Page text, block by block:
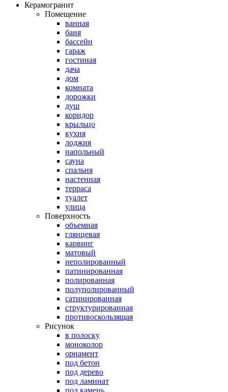
Керамогранит
Помещение
ванная
баня
бассейн
гараж
гостиная
дача
дом
комната
дорожки
душ
коридор
крыльцо
кухня
лоджия
напольный
сауна
спальня
настенная
терраса
туалет
улица
Поверхность
объемная
глянцевая
карвинг
матовый
неполированный
патинированная
полированная
полуполированный
сатинированная
структурированная
противоскользящая
Рисунок
в полоску
моноколор
орнамент
под бетон
под дерево
под ламинат
под камень